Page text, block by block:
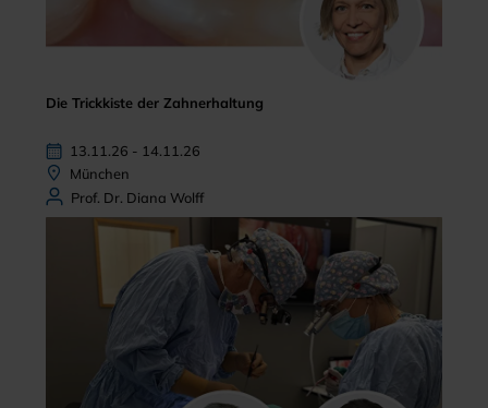
Die Trickkiste der Zahnerhaltung
13.11.26 - 14.11.26
München
Prof. Dr. Diana Wolff